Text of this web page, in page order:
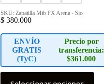
SKU: Zapatilla Mtb FX Arena - Sio
$380.000
ENVÍO
GRATIS
(TyC)
Precio por
transferencia:
$361.000
Este